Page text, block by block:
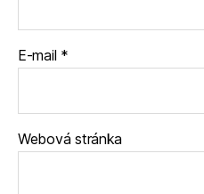
E-mail *
Webová stránka